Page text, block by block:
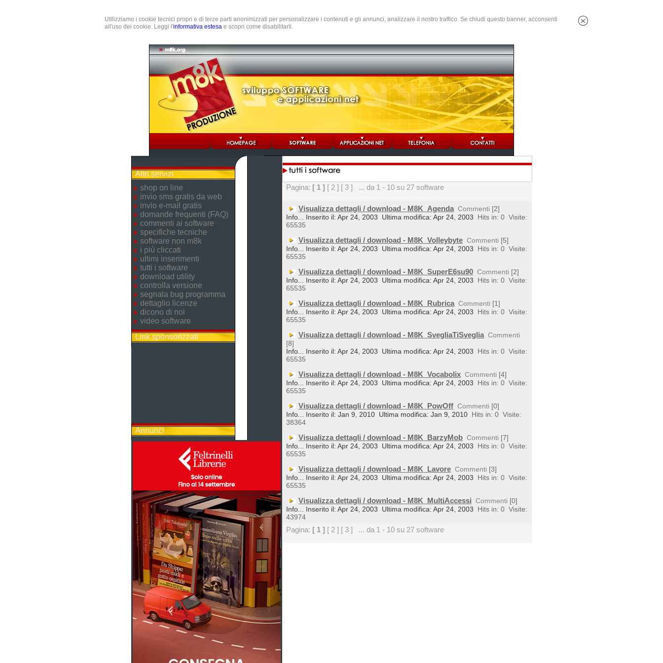
Utilizziamo i cookie tecnici propri e di terze parti anonimizzati per personalizzare i contenuti e gli annunci, analizzare il nostro traffico. Se chiudi questo banner, acconsenti
all'uso dei cookie. Leggi l'informativa estesa e scopri come disabilitarli.
Altri servizi
shop on line
invio sms gratis da web
invio e-mail gratis
domande frequenti (FAQ)
commenti ai software
specifiche tecniche
software non m8k
i più cliccati
ultimi inserimenti
tutti i software
download utility
controlla versione
segnala bug programma
dettaglio licenze
dicono di noi
video software
Link sponsorizzati
Annunci
Pagina: [ 1 ] [ 2 ] [ 3 ] ... da 1 - 10 su 27 software
Visualizza dettagli / download - M8K_Agenda Commenti [2]
Info... Inserito il: Apr 24, 2003
Ultima modifica: Apr 24, 2003 Hits in: 0 Visite:
65535
Visualizza dettagli / download - M8K_Volleybyte Commenti [5]
Info... Inserito il: Apr 24, 2003
Ultima modifica: Apr 24, 2003 Hits in: 0 Visite:
65535
Visualizza dettagli / download - M8K_SuperE6su90 Commenti [2]
Info... Inserito il: Apr 24, 2003
Ultima modifica: Apr 24, 2003 Hits in: 0 Visite:
65535
Visualizza dettagli / download - M8K_Rubrica Commenti [1]
Info... Inserito il: Apr 24, 2003
Ultima modifica: Apr 24, 2003 Hits in: 0 Visite:
65535
Visualizza dettagli / download - M8K_SvegliaTiSveglia Commenti
[8]
Info... Inserito il: Apr 24, 2003
Ultima modifica: Apr 24, 2003 Hits in: 0 Visite:
65535
Visualizza dettagli / download - M8K_Vocabolix Commenti [4]
Info... Inserito il: Apr 24, 2003
Ultima modifica: Apr 24, 2003 Hits in: 0 Visite:
65535
Visualizza dettagli / download - M8K_PowOff Commenti [0]
Info... Inserito il: Jan 9, 2010 Ultima modifica: Jan 9, 2010 Hits in: 0 Visite:
38364
Visualizza dettagli / download - M8K_BarzyMob Commenti [7]
Info... Inserito il: Apr 24, 2003
Ultima modifica: Apr 24, 2003 Hits in: 0 Visite:
65535
Visualizza dettagli / download - M8K_Lavore Commenti [3]
Info... Inserito il: Apr 24, 2003
Ultima modifica: Apr 24, 2003 Hits in: 0 Visite:
65535
Visualizza dettagli / download - M8K_MultiAccessi Commenti [0]
Info... Inserito il: Apr 24, 2003
Ultima modifica: Apr 24, 2003 Hits in: 0 Visite:
43974
Pagina: [ 1 ] [ 2 ] [ 3 ] ... da 1 - 10 su 27 software